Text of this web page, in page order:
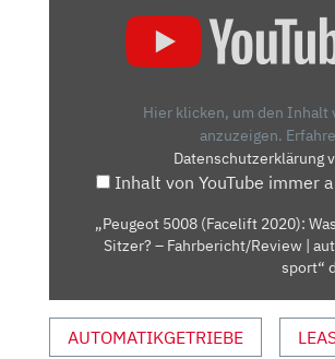
(FACELIFT
SITZER?
AUTO
MOTOR
Hier klicken, um den Inhalt
anzuzeigen.
Datenschutzerklärung
Inhalt von YouTube immer
„Peugeot 5008 (Facelift 2020):
Sitzer? – Fahrbericht/Review |
sport“
AUTOMATIKGETRIEBE